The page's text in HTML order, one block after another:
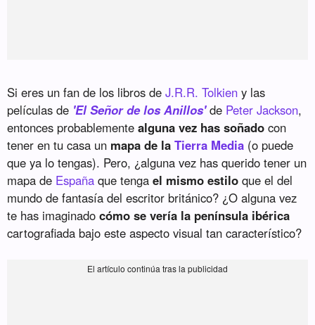
Si eres un fan de los libros deJ.R.R. Tolkien y las
películas de 'El Señor de los Anillos'de Peter Jackson,
entonces probablementealguna vez has soñado con
tener en tu casa un mapa de laTierra Media (o puede
que ya lo tengas). Pero, ¿alguna vez has querido tener un
mapa de España que tengael mismo estilo que el del
mundo de fantasía del escritor británico? ¿O alguna vez
te has imaginadocómo se vería la península ibérica
cartografiada bajo este aspecto visual tan característico?